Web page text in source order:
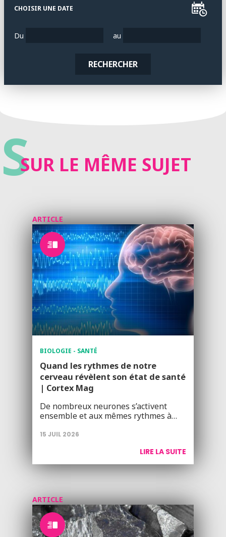
CHOISIR UNE DATE
Du au
RECHERCHER
SSUR LE MÊME SUJET
ARTICLE
BIOLOGIE - SANTÉ
Quand les rythmes de notre
cerveau révèlent son état de santé
| Cortex Mag
De nombreux neurones s’activent
ensemble et aux mêmes rythmes à…
15 JUIL 2026
LIRE LA SUITE
ARTICLE